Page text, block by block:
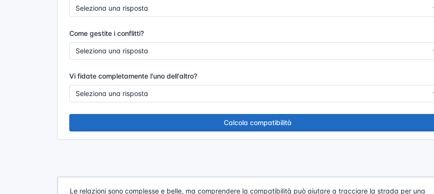
Come gestite i conflitti?
Vi fidate completamente l'uno dell'altro?
Calcola compatibilità
Le relazioni sono complesse e belle, ma comprendere la compatibilità può aiutare a tracciare la strada per una